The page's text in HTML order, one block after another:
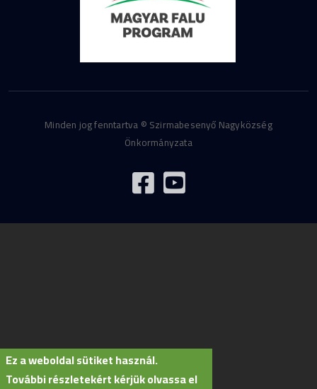
Minden jog fenntartva © Szirmabesenyő Nagyközség
Önkormányzata
Ez a weboldal sütiket használ.
További részletekért kérjük olvassa el